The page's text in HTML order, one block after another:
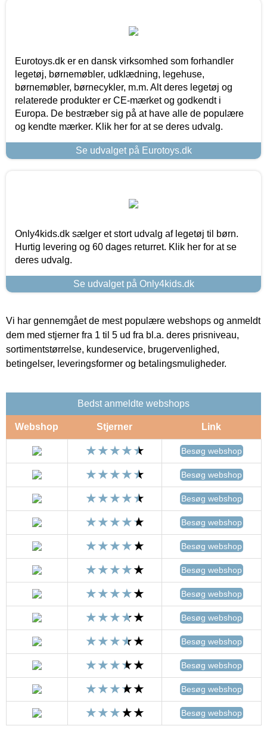
Eurotoys.dk er en dansk virksomhed som forhandler
legetøj, børnemøbler, udklædning, legehuse,
børnemøbler, børnecykler, m.m. Alt deres legetøj og
relaterede produkter er CE-mærket og godkendt i
Europa. De bestræber sig på at have alle de populære
og kendte mærker. Klik her for at se deres udvalg.
Se udvalget på Eurotoys.dk
Only4kids.dk sælger et stort udvalg af legetøj til børn.
Hurtig levering og 60 dages returret. Klik her for at se
deres udvalg.
Se udvalget på Only4kids.dk
Vi har gennemgået de mest populære webshops og anmeldt
dem med stjerner fra 1 til 5 ud fra bl.a. deres prisniveau,
sortimentstørrelse, kundeservice, brugervenlighed,
betingelser, leveringsformer og betalingsmuligheder.
Bedst anmeldte webshops
Webshop Stjerner Link
Besøg webshop
Besøg webshop
Besøg webshop
Besøg webshop
Besøg webshop
Besøg webshop
Besøg webshop
Besøg webshop
Besøg webshop
Besøg webshop
Besøg webshop
Besøg webshop